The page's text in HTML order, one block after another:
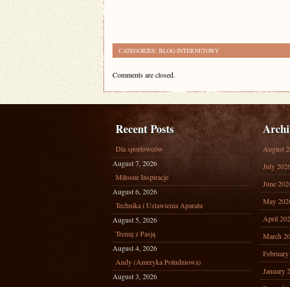
CATEGORIES: BLOG INTERNETOWY
Comments are closed.
Recent Posts
Dla sportowców
August 7, 2026
Miłosne Inspiracje
August 6, 2026
Technika i Ustawienia Aparatu
August 5, 2026
Trenuj z Pasją
August 4, 2026
Andy (Ameryka Południowa)
August 3, 2026
August
July
June
May
April
March
January